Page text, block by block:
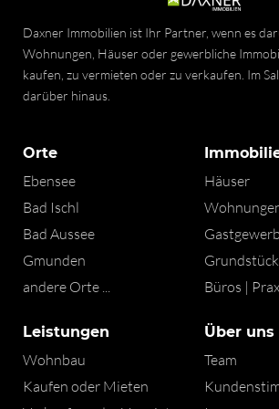
Daxner Immobilien ist Ihr Partner, wenn es
Wohnungen, Häuser oder gewerbliche
kaufen, zu vermieten oder zu verkaufen. Im
darüber hinaus.
Orte
Ebensee
Bad Ischl
Bad Aussee
Gmunden
andere Orte ...
Häuser
Büros |
Leistungen
Wohnbau
Kaufen oder Mieten
Über uns
Team